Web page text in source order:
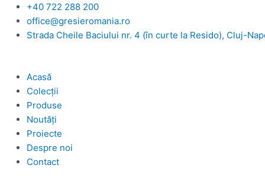
Skip
content
+40 722 288 200
office@gresieromania.ro
Strada Cheile Baciului nr. 4 (în curte la Resido), Cluj-
Acasă
Colecții
Produse
Noutăți
Proiecte
Despre noi
Contact